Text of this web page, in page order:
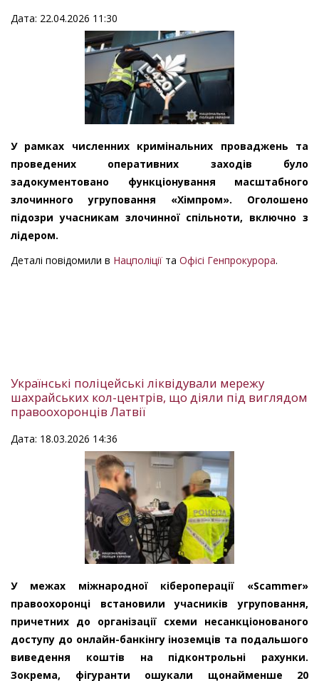
Дата: 22.04.2026 11:30
У рамках численних кримінальних проваджень та
проведених оперативних заходів було
задокументовано функціонування масштабного
злочинного угруповання «Хімпром». Оголошено
підозри учасникам злочинної спільноти, включно з
лідером.
Деталі повідомили в Нацполіції та Офісі Генпрокурора.
Українські поліцейські ліквідували мережу
шахрайських кол-центрів, що діяли під виглядом
правоохоронців Латвії
Дата: 18.03.2026 14:36
У межах міжнародної кібероперації «Scammer»
правоохоронці встановили учасників угруповання,
причетних до організації схеми несанкціонованого
доступу до онлайн-банкінгу іноземців та подальшого
виведення коштів на підконтрольні рахунки.
Зокрема, фігуранти ошукали щонайменше 20